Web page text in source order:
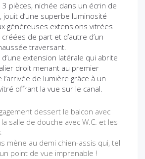
3 pièces, nichée dans un écrin de
jouit d’une superbe luminosité
généreuses extensions vitrées
de part et d’autre d’un
traversant.
extension latérale qui abrite
droit menant au premier
l’arrivée de lumière grâce à un
offrant la vue sur le canal.
dessert le balcon avec
salle de douche avec W.C. et les
mène au demi chien-assis qui, tel
point de vue imprenable !